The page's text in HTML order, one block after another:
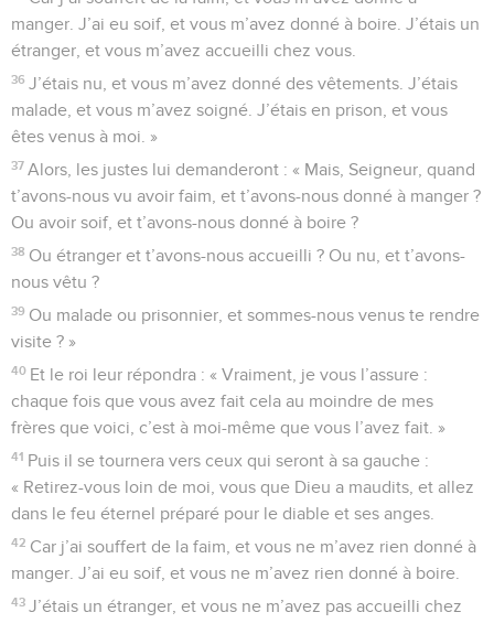
manger. J’ai eu soif, et vous m’avez donné à boire. J’étais un
étranger, et vous m’avez accueilli chez vous.
36 J’étais nu, et vous m’avez donné des vêtements. J’étais
malade, et vous m’avez soigné. J’étais en prison, et vous
êtes venus à moi. »
37 Alors, les justes lui demanderont : « Mais, Seigneur, quand
t’avons-nous vu avoir faim, et t’avons-nous donné à manger ?
Ou avoir soif, et t’avons-nous donné à boire ?
38 Ou étranger et t’avons-nous accueilli ? Ou nu, et t’avons-
nous vêtu ?
39 Ou malade ou prisonnier, et sommes-nous venus te rendre
visite ? »
40 Et le roi leur répondra : « Vraiment, je vous l’assure :
chaque fois que vous avez fait cela au moindre de mes
frères que voici, c’est à moi-même que vous l’avez fait. »
41 Puis il se tournera vers ceux qui seront à sa gauche :
« Retirez-vous loin de moi, vous que Dieu a maudits, et allez
dans le feu éternel préparé pour le diable et ses anges.
42 Car j’ai souffert de la faim, et vous ne m’avez rien donné à
manger. J’ai eu soif, et vous ne m’avez rien donné à boire.
43 J’étais un étranger, et vous ne m’avez pas accueilli chez